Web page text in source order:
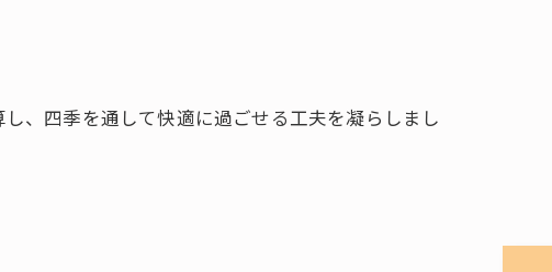
、四季を通して快適に過ごせる工夫を凝らしまし